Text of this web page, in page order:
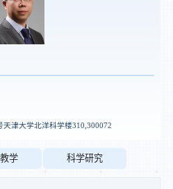
津大学北洋科学楼310,300072
学 科学研究